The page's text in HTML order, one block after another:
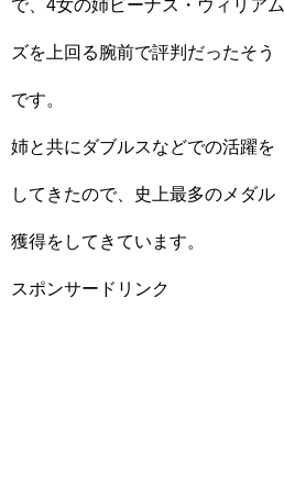
で、4女の姉ビーナス・ウィリアム
ズを上回る腕前で評判だったそう
です。
姉と共にダブルスなどでの活躍を
してきたので、史上最多のメダル
獲得をしてきています。
スポンサードリンク